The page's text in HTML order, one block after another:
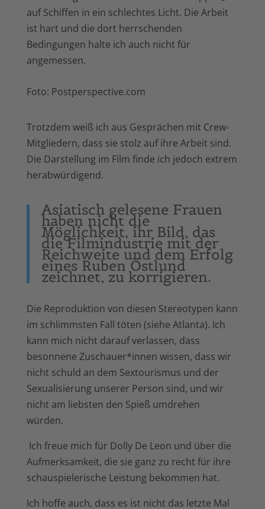
auf Schiffen in ein schlechtes Licht. Die Arbeit
ist hart und die dort herrschenden
Bedingungen halte ich auch nicht für
angemessen.
Foto: Postperspective.com
Trotzdem weiß ich aus Gesprächen mit Crew-
Mitgliedern, dass sie stolz auf ihre Arbeit sind.
Die Darstellung im Film finde ich jedoch extrem
herabwürdigend.
Asiatisch gelesene Frauen
haben nicht die
Möglichkeit, ihr Bild, das
die Filmindustrie mit der
Reichweite und dem Erfolg
eines Ruben Östlund
zeichnet, zu korrigieren.
Die Reproduktion von diesen Stereotypen kann
im schlimmsten Fall töten (siehe Atlanta). Ich
kann mich nicht darauf verlassen, dass
besonnene Zuschauer*innen wissen, dass wir
nicht schuld an dem Sextourismus und der
Sexualisierung unserer Person sind, und wir
nicht am liebsten den Spieß umdrehen
würden.
Ich freue mich für Dolly De Leon und über die
Aufmerksamkeit, die sie ganz zu recht für ihre
schauspielerische Leistung bekommen hat.
Ich hoffe auch, dass es ist nicht das letzte Mal